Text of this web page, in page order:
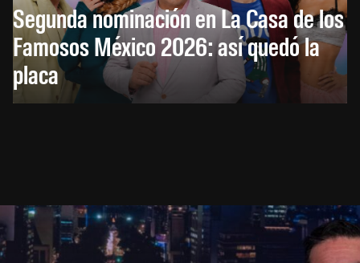
Segunda nominación en La Casa de los
Famosos México 2026: así quedó la
placa